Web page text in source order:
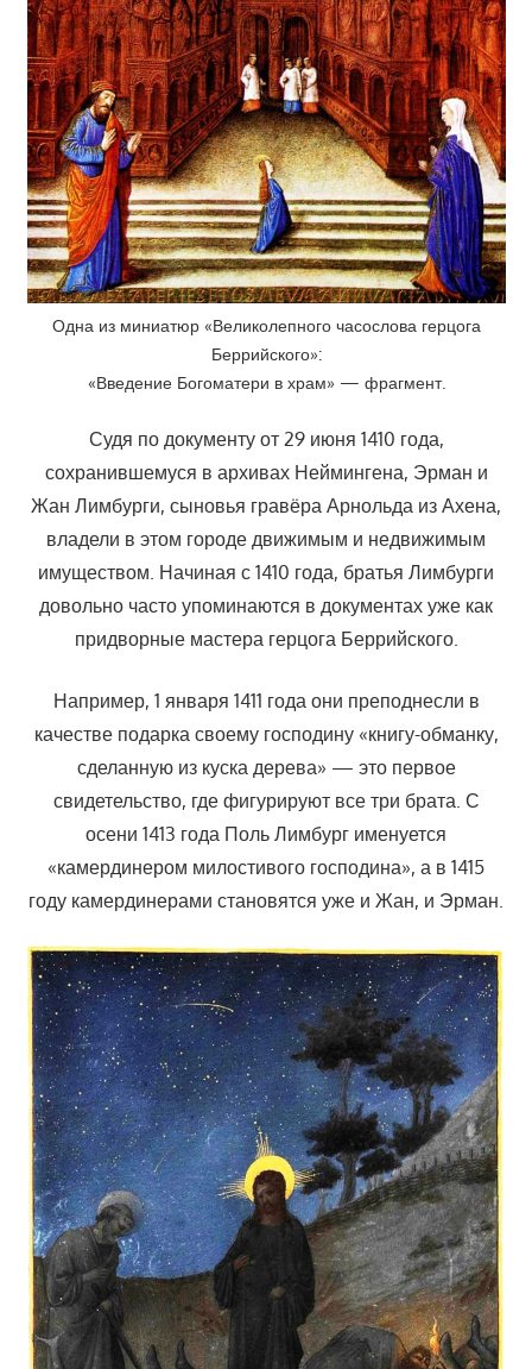
Одна из миниатюр «Великолепного часослова герцога
Беррийского»:
«Введение Богоматери в храм» — фрагмент.
Судя по документу от 29 июня 1410 года,
сохранившемуся в архивах Неймингена, Эрман и
Жан Лимбурги, сыновья гравёра Арнольда из Ахена,
владели в этом городе движимым и недвижимым
имуществом. Начиная с 1410 года, братья Лимбурги
довольно часто упоминаются в документах уже как
придворные мастера герцога Беррийского.
Например, 1 января 1411 года они преподнесли в
качестве подарка своему господину «книгу-обманку,
сделанную из куска дерева» — это первое
свидетельство, где фигурируют все три брата. С
осени 1413 года Поль Лимбург именуется
«камердинером милостивого господина», а в 1415
году камердинерами становятся уже и Жан, и Эрман.